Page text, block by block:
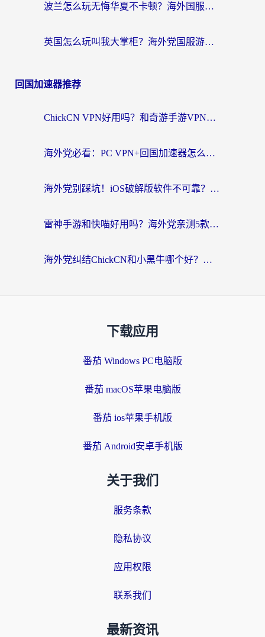
波兰怎么玩无悔华夏不卡顿？海外国服游戏加速器终极指南（附征途2萤火突击解决方案）
英国怎么玩叫我大掌柜？海外党国服游戏加速避坑指南（附实测推荐）
回国加速器推荐
ChickCN VPN好用吗？和奇游手游VPN对比哪个回国效果更好？海外党亲测实用指南
海外党必看：PC VPN+回国加速器怎么选？无缝访问国内资源全攻略
海外党别踩坑！iOS破解版软件不可靠？教你选对回国加速器无缝看国内资源
雷神手游和快喵好用吗？海外党亲测5款回国加速器，附斧牛Bling对比+微信视频号解决办法
海外党纠结ChickCN和小黑牛哪个好？一篇帮你选对回国加速器的实用指南
下载应用
番茄 Windows PC电脑版
番茄 macOS苹果电脑版
番茄 ios苹果手机版
番茄 Android安卓手机版
关于我们
服务条款
隐私协议
应用权限
联系我们
最新资讯